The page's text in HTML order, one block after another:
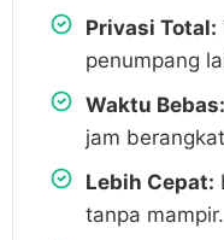
Privasi Total:
penumpang
Waktu Bebas:
jam
Lebih Cepat:
tanpa mampir.